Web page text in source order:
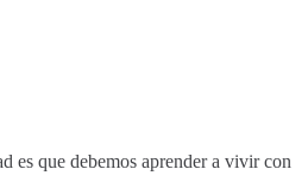
es que debemos aprender a vivir con